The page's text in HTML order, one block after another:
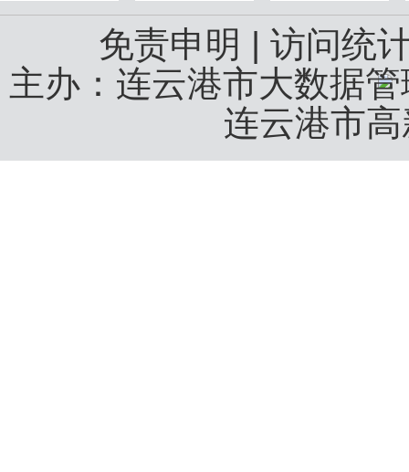
免责申明 | 访问统
主办：连云港市大数据
连云港市